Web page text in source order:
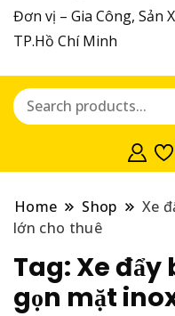
Đơn vị – Gia Công, Sản
TP.Hồ Chí Minh
Home Shop
Xe
lớn cho thuê
Tag: Xe đẩy
gọn mặt